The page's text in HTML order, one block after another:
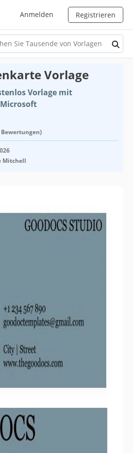
Anmelden Registrieren
Vorlage
Vorlage mit
Bewertungen)
Mitchell